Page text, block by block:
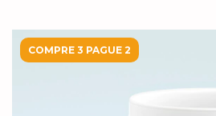
COMPRE 3 PAGUE 2